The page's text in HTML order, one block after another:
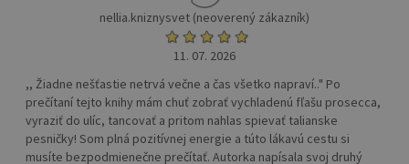
nellia.kniznysvet (neoverený zákazník)
11. 07. 2026
,, Žiadne nešťastie netrvá večne a čas všetko napraví.." Po
prečítaní tejto knihy mám chuť zobrať vychladenú fľašu prosecca,
vyraziť do ulíc, tancovať a pritom nahlas spievať talianske
pesničky! Som plná pozitívnej energie a túto lákavú cestu si
musíte bezpodmienečne prečítať. Autorka napísala svoj druhý